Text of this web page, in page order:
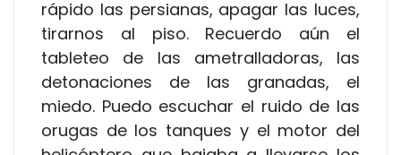
rápido las persianas, apagar las luces,
tirarnos al piso. Recuerdo aún el
tableteo de las ametralladoras, las
detonaciones de las granadas, el
miedo. Puedo escuchar el ruido de las
orugas de los tanques y el motor del